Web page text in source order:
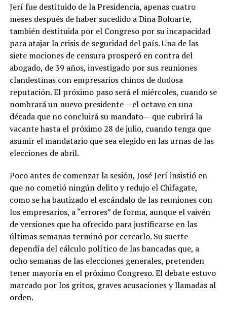
Jerí fue destituido de la Presidencia, apenas cuatro
meses después de haber sucedido a Dina Boluarte,
también destituida por el Congreso por su incapacidad
para atajar la crisis de seguridad del país. Una de las
siete mociones de censura prosperó en contra del
abogado, de 39 años, investigado por sus reuniones
clandestinas con empresarios chinos de dudosa
reputación. El próximo paso será el miércoles, cuando se
nombrará un nuevo presidente —el octavo en una
década que no concluirá su mandato— que cubrirá la
vacante hasta el próximo 28 de julio, cuando tenga que
asumir el mandatario que sea elegido en las urnas de las
elecciones de abril.
Poco antes de comenzar la sesión, José Jerí insistió en
que no cometió ningún delito y redujo el Chifagate,
como se ha bautizado el escándalo de las reuniones con
los empresarios, a “errores” de forma, aunque el vaivén
de versiones que ha ofrecido para justificarse en las
últimas semanas terminó por cercarlo. Su suerte
dependía del cálculo político de las bancadas que, a
ocho semanas de las elecciones generales, pretenden
tener mayoría en el próximo Congreso. El debate estuvo
marcado por los gritos, graves acusaciones y llamadas al
orden.